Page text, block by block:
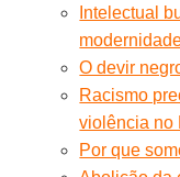
Intelectual
O devir
Racismo
violência no
Por que